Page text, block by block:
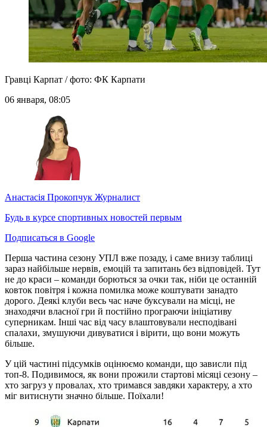
Гравці Карпат / фото: ФК Карпати
06 января, 08:05
Анастасія Прокопчук Журналист
Будь в курсе спортивных новостей первым
Подписаться в Google
Перша частина сезону УПЛ вже позаду, і саме внизу таблиці
зараз найбільше нервів, емоцій та запитань без відповідей. Тут
не до краси – команди борються за очки так, ніби це останній
ковток повітря і кожна помилка може коштувати занадто
дорого. Деякі клуби весь час наче буксували на місці, не
знаходячи власної гри й постійно програючи ініціативу
суперникам. Інші час від часу влаштовували несподівані
спалахи, змушуючи дивуватися і вірити, що вони можуть
більше.
У цій частині підсумків оцінюємо команди, що зависли під
топ-8. Подивимося, як вони прожили стартові місяці сезону –
хто загруз у провалах, хто тримався завдяки характеру, а хто
міг витиснути значно більше. Поїхали!